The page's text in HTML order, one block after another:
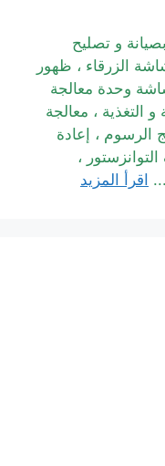
و تصليح
الزرقاء ، ظهور
وحدة معالجة
التغذية ، معالجة
الرسوم ، إعادة
،
اقرأ المزيد